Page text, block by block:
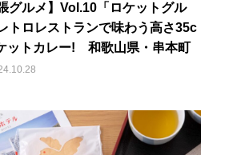
グルメ】Vol.10「ロケットグル
トロレストランで味わう高さ35c
ットカレー! 和歌山県・串本町